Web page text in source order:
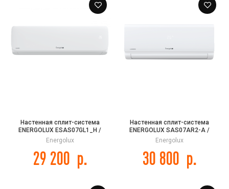
Настенная сплит-система
ENERGOLUX ESAS07GL1_H /
ESAU07GL1_H GLARUS
Energolux
29 200 р.
Настенная сплит-система
ENERGOLUX SAS07AR2-A /
SAU07AR2-A Lausanne Pro
Energolux
30 800 р.